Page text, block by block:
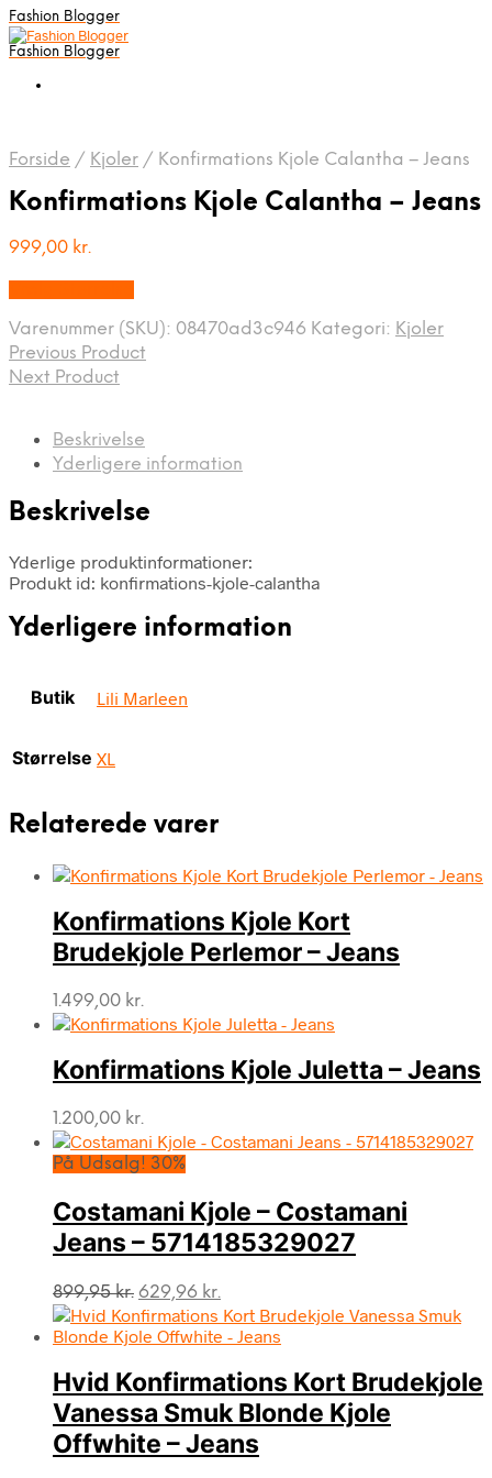
Fashion Blogger
Fashion Blogger
Forside / Kjoler / Konfirmations Kjole Calantha – Jeans
Konfirmations Kjole Calantha – Jeans
999,00 kr.
Varenummer (SKU): 08470ad3c946 Kategori: Kjoler
Previous Product
Next Product
Beskrivelse
Yderligere information
Beskrivelse
Yderlige produktinformationer:
Produkt id: konfirmations-kjole-calantha
Yderligere information
Butik Lili Marleen
Størrelse XL
Relaterede varer
Konfirmations Kjole Kort
Brudekjole Perlemor – Jeans
1.499,00 kr.
Konfirmations Kjole Juletta – Jeans
1.200,00 kr.
På Udsalg! 30%
Costamani Kjole – Costamani
Jeans – 5714185329027
899,95kr. Den
oprindelige
pris
899,95 kr..
629,96 kr.
aktuelle
pris
629,96 kr..
Hvid Konfirmations Kort Brudekjole
Vanessa Smuk Blonde Kjole
Offwhite – Jeans